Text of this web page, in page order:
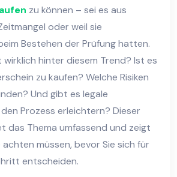
zu können – sei es aus
oder weil sie
Bestehen der Prüfung hatten.
hinter diesem Trend? Ist es
zu kaufen? Welche Risiken
Und gibt es legale
Prozess erleichtern? Dieser
das Thema umfassend und zeigt
achten müssen, bevor Sie sich für
entscheiden.